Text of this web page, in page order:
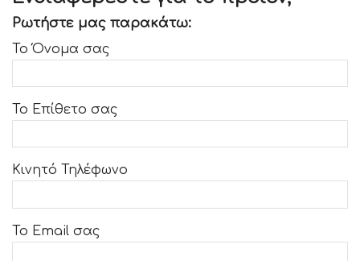
Ρωτήστε μας παρακάτω:
Το Όνομα σας
Το Επίθετο σας
Κινητό Τηλέφωνο
Το Email σας